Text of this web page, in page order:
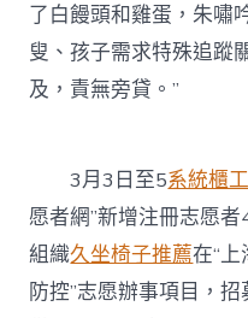
了白饅頭和雞蛋，朱嘯
叟、孩子需求特殊追蹤
及，責無旁貸。”
3月3日至5系統櫃
愿者網”新增注冊志愿
組織久坐椅子推薦在“
防控”志愿辦事項目，